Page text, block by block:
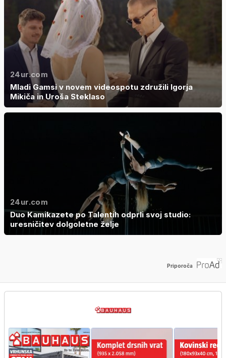
24ur.com
Mladi Gamsi v novem videospotu združili Igorja
Mikiča in Uroša Steklaso
24ur.com
Duo Kamikazete po Talentih odprli svoj studio:
uresničitev dolgoletne želje
Priporoča